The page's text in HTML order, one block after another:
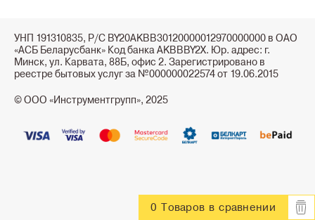
0 Товаров в сравнении
УНП 191310835, Р/С BY20AKBB30120000012970000000 в ОАО
«АСБ Беларусбанк» Код банка AKBBBY2X. Юр. адрес: г.
Минск, ул. Карвата, 88Б, офис 2. Зарегистрировано в
реестре бытовых услуг за №000000022574 от 19.06.2015
© ООО «Инструментгрупп», 2025